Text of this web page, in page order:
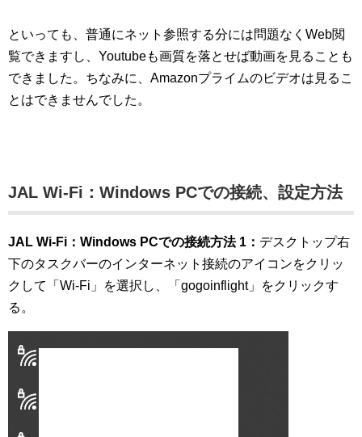
といっても、普通にネット参照する分には問題なくWeb閲
覧できますし、Youtubeも画質を落とせば動画を見ることも
できました。ちなみに、Amazonプライムのビデオは見るこ
とはできませんでした。
JAL Wi-Fi：Windows PCでの接続、設定方法
JAL Wi-Fi：Windows PCでの接続方法 1： デスクトップ右
下のタスクバーのインターネット接続のアイコンをクリッ
クして「Wi-Fi」を選択し、「gogoinflight」をクリックす
る。